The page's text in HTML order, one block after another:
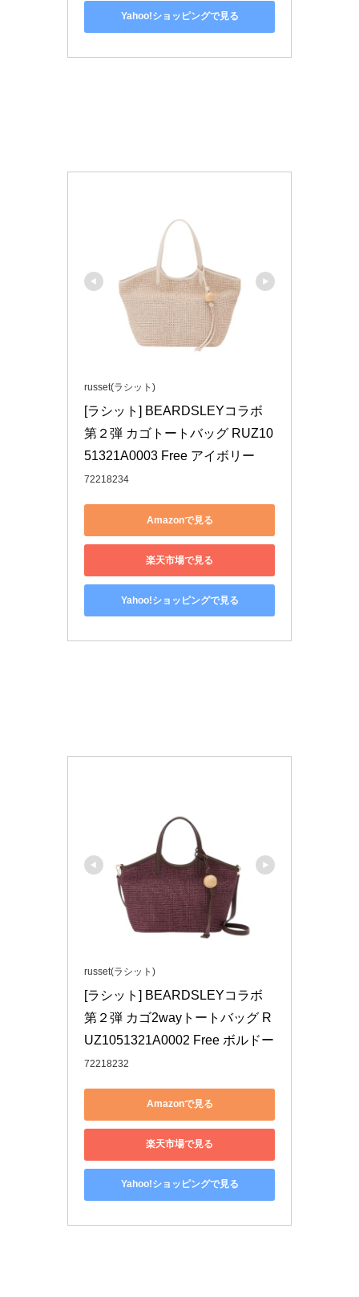
Yahoo!ショッピングで見る
russet(ラシット)
[ラシット] BEARDSLEYコラボ
第２弾 カゴトートバッグ RUZ10
51321A0003 Free アイボリー
72218234
Amazonで見る
楽天市場で見る
Yahoo!ショッピングで見る
russet(ラシット)
[ラシット] BEARDSLEYコラボ
第２弾 カゴ2wayトートバッグ R
UZ1051321A0002 Free ボルドー
72218232
Amazonで見る
楽天市場で見る
Yahoo!ショッピングで見る